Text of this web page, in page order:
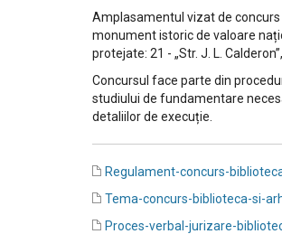
Amplasamentul vizat de concurs
monument istoric de valoare
protejate: 21 - „Str. J. L.
Concursul face parte din
studiului de fundamentare
detaliilor de execuție.
Regulament-concurs-
Tema-concurs-biblioteca-si-
Proces-verbal-jurizare-